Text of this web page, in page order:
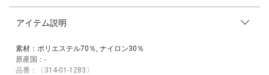
アイテム説明
素材：ポリエステル70％, ナイロン30％
原産国：-
品番：〔314-01-1283〕